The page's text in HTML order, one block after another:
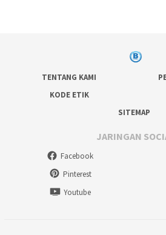
TENTANG KAMI
KODE ETIK
SITEMAP
JARINGAN
Facebook
Pinterest
Youtube